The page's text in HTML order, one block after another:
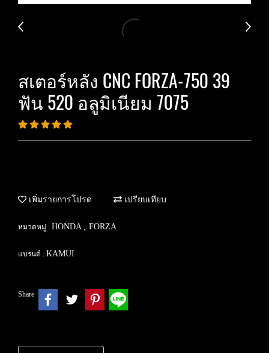
สเตอร์หลัง CNC FORZA-750 39
ฟัน 520 อลูมิเนียม 7075
เพิ่มรายการโปรด เปรียบเทียบ
หมวดหมู่ : HONDA , FORZA
แบรนด์ : KAMUI
Share